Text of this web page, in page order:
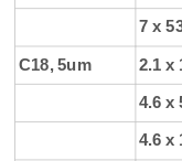
7 x
C18, 5um 2.1 x
4.6 x
4.6 x